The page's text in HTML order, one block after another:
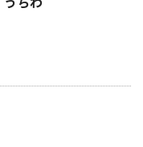
うちわ